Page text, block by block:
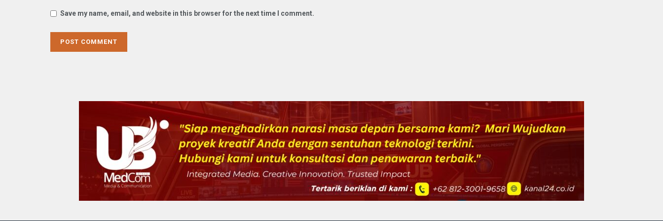
Save my name, email, and website in this browser for the next time I comment.